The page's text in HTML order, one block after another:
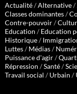
Actualité/Alternative/
Classes dominantes/
Contre-pouvoir/
Education / Education
Historique/
Luttes/ Médias/
Puissance d'agir/
Répression /Santé/
Travail social / Urbain /